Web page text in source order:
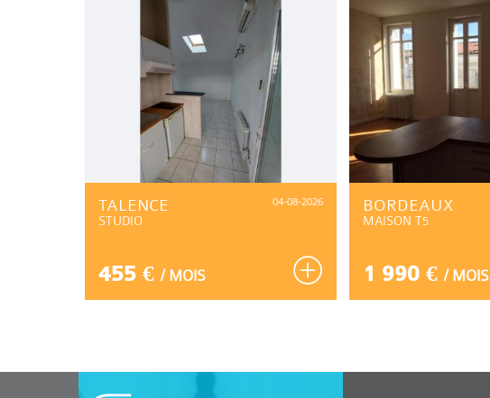
04-08-2026
TALENCE
STUDIO
455 €/ MOIS
BORDEAUX
MAISON T5
1 990 €/ MOIS